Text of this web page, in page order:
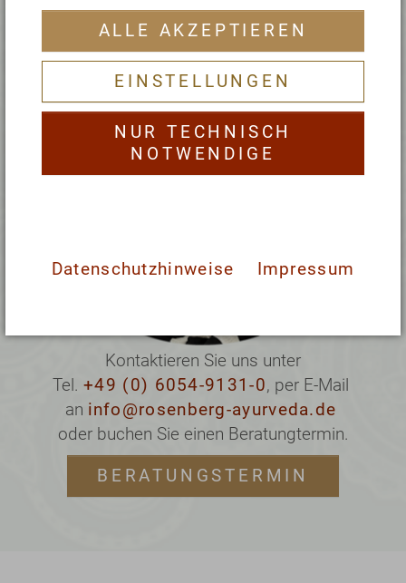
ALLE AKZEPTIEREN
EINSTELLUNGEN
NUR TECHNISCH
NOTWENDIGE
Datenschutzhinweise Impressum
Kontaktieren Sie uns unter
Tel.+49 (0) 6054-9131-0, per E-Mail
an info@rosenberg-ayurveda.de
oder buchen Sie einen Beratungtermin.
BERATUNGSTERMIN